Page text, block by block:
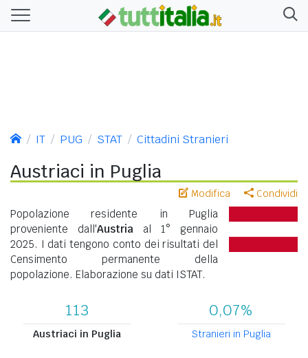
IT PUG STAT Cittadini Stranieri
Austriaci in Puglia
Modifica Condividi
Popolazione residente in Puglia
proveniente dall'Austria al 1° gennaio
2025. I dati tengono conto dei risultati del
Censimento permanente della
popolazione. Elaborazione su dati ISTAT.
113
Austriaci in Puglia
0,07%
Stranieri in Puglia